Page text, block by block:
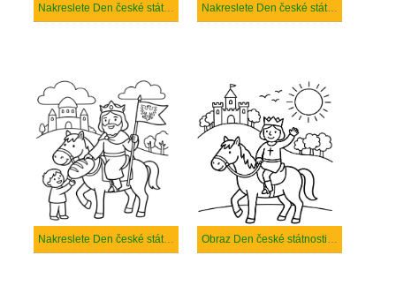
Nakreslete Den české státnosti zdarma základní Nakreslete Den české státnosti zdarma
Nakreslete Den české státnosti Obraz Den české státnosti tisknutelné